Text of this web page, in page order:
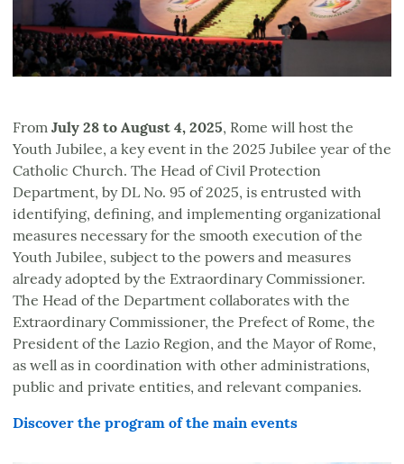
From July 28 to August 4, 2025, Rome will host the
Youth Jubilee, a key event in the 2025 Jubilee year of the
Catholic Church. The Head of Civil Protection
Department, by DL No. 95 of 2025, is entrusted with
identifying, defining, and implementing organizational
measures necessary for the smooth execution of the
Youth Jubilee, subject to the powers and measures
already adopted by the Extraordinary Commissioner.
The Head of the Department collaborates with the
Extraordinary Commissioner, the Prefect of Rome, the
President of the Lazio Region, and the Mayor of Rome,
as well as in coordination with other administrations,
public and private entities, and relevant companies.
Discover the program of the main events